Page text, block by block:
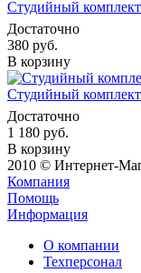
Студийный
Достаточно
380 руб.
В корзину
Студийный
Достаточно
1 180 руб.
В корзину
2010 © Интернет-
Компания
Помощь
Информация
О компании
Техперсонал